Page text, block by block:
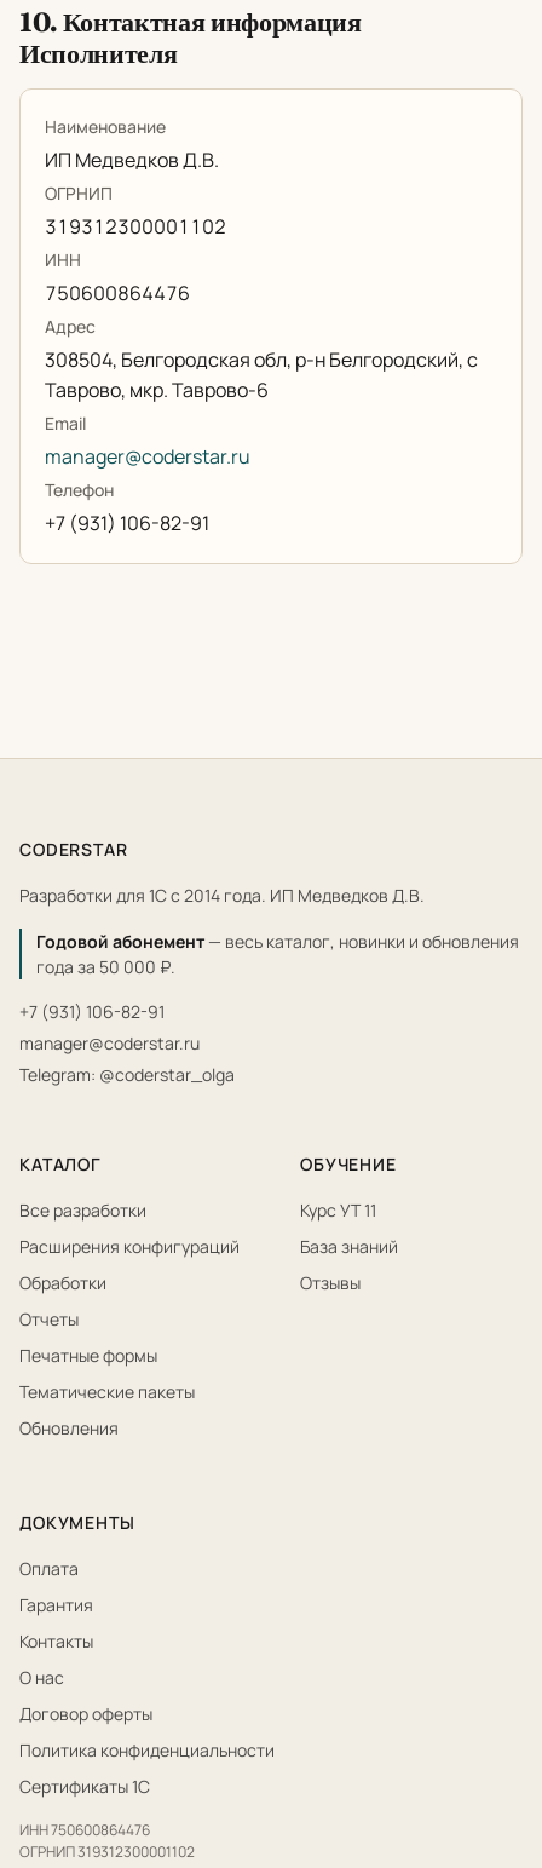
10. Контактная информация
Исполнителя
Наименование
ИП Медведков Д.В.
ОГРНИП
319312300001102
ИНН
750600864476
Адрес
308504, Белгородская обл, р-н Белгородский, с
Таврово, мкр. Таврово-6
Email
manager@coderstar.ru
Телефон
+7 (931) 106-82-91
CODERSTAR
Разработки для 1С с 2014 года. ИП Медведков Д.В.
Годовой абонемент — весь каталог, новинки и обновления
года за 50 000 ₽.
+7 (931) 106-82-91
manager@coderstar.ru
Telegram: @coderstar_olga
КАТАЛОГ
Все разработки
Расширения конфигураций
Обработки
Отчеты
Печатные формы
Тематические пакеты
Обновления
ОБУЧЕНИЕ
Курс УТ 11
База знаний
Отзывы
ДОКУМЕНТЫ
Оплата
Гарантия
Контакты
О нас
Договор оферты
Политика конфиденциальности
Сертификаты 1С
ИНН 750600864476
ОГРНИП 319312300001102